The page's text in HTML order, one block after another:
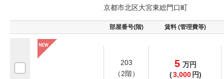
京都市北区大宮東総門口町
部屋番号(階) 賃料 (管理費等)
203
（2階）
5 万円
(3,000 円)